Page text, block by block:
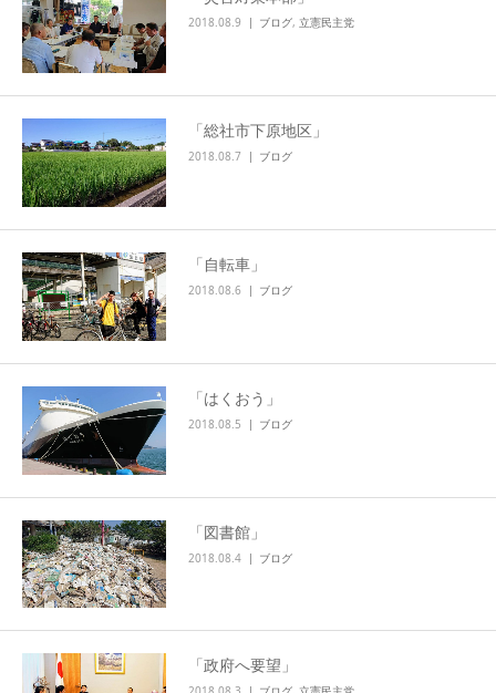
2018.08.9 ブログ, 立憲民主党
「総社市下原地区」
2018.08.7 ブログ
「自転車」
2018.08.6 ブログ
「はくおう」
2018.08.5 ブログ
「図書館」
2018.08.4 ブログ
「政府へ要望」